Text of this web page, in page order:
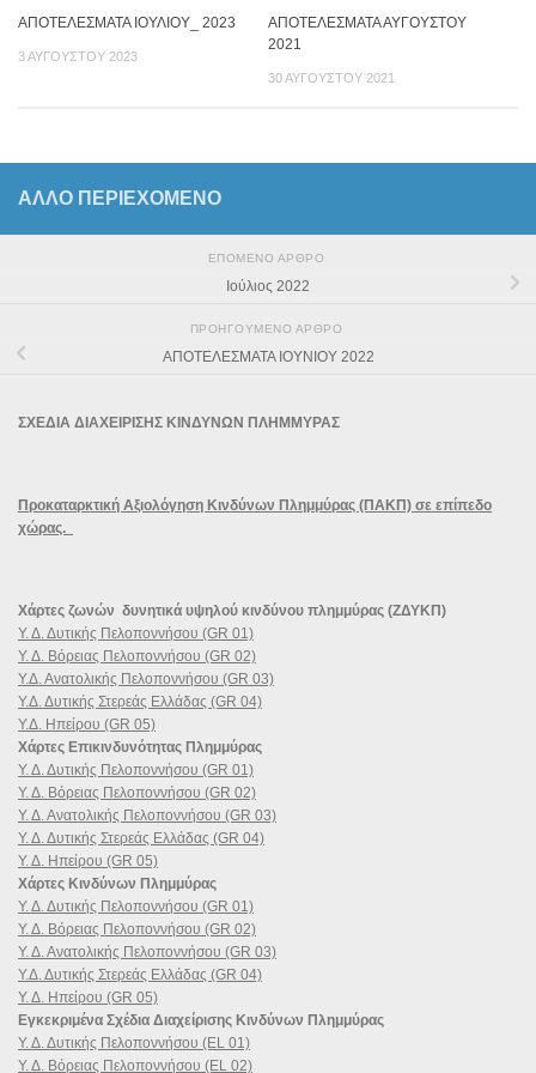
ΑΠΟΤΕΛΕΣΜΑΤΑ ΙΟΥΛΙΟΥ_ 2023
3 ΑΥΓΟΎΣΤΟΥ 2023
ΑΠΟΤΕΛΕΣΜΑΤΑ ΑΥΓΟΥΣΤΟΥ
2021
30 ΑΥΓΟΎΣΤΟΥ 2021
ΆΛΛΟ ΠΕΡΙΕΧΟΜΕΝΟ
ΕΠΌΜΕΝΟ ΆΡΘΡΟ
Ιούλιος 2022
ΠΡΟΗΓΟΎΜΕΝΟ ΆΡΘΡΟ
ΑΠΟΤΕΛΕΣΜΑΤΑ ΙΟΥΝΙΟΥ 2022
ΣΧΕΔΙΑ ΔΙΑΧΕΙΡΙΣΗΣ ΚΙΝΔΥΝΩΝ ΠΛΗΜΜΥΡΑΣ
Προκαταρκτική Αξιολόγηση Κινδύνων Πλημμύρας (ΠΑΚΠ) σε επίπεδο
χώρας.
Χάρτες ζωνών δυνητικά υψηλού κινδύνου πλημμύρας (ΖΔΥΚΠ)
Υ. Δ. Δυτικής Πελοποννήσου (GR 01)
Υ. Δ. Βόρειας Πελοποννήσου (GR 02)
Υ.Δ. Ανατολικής Πελοποννήσου (GR 03)
Υ.Δ. Δυτικής Στερεάς Ελλάδας (GR 04)
Υ.Δ. Ηπείρου (GR 05)
Χάρτες Επικινδυνότητας Πλημμύρας
Υ. Δ. Δυτικής Πελοποννήσου (GR 01)
Υ. Δ. Βόρειας Πελοποννήσου (GR 02)
Υ. Δ. Ανατολικής Πελοποννήσου (GR 03)
Υ. Δ. Δυτικής Στερεάς Ελλάδας (GR 04)
Υ. Δ. Ηπείρου (GR 05)
Χάρτες Κινδύνων Πλημμύρας
Υ. Δ. Δυτικής Πελοποννήσου (GR 01)
Υ. Δ. Βόρειας Πελοποννήσου (GR 02)
Υ. Δ. Ανατολικής Πελοποννήσου (GR 03)
Υ.Δ. Δυτικής Στερεάς Ελλάδας (GR 04)
Υ. Δ. Ηπείρου (GR 05)
Εγκεκριμένα Σχέδια Διαχείρισης Κινδύνων Πλημμύρας
Υ. Δ. Δυτικής Πελοποννήσου (EL 01)
Υ. Δ. Βόρειας Πελοποννήσου (EL 02)